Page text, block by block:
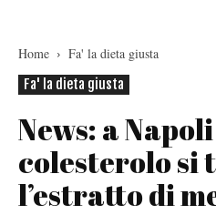
Home
Fa' la dieta giusta
Fa' la dieta giusta
News: a
colesterolo si
l’estratto di